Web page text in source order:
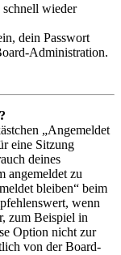
wieder
dein Passwort
Administration.
„Angemeldet
eine Sitzung
deines
angemeldet zu
bleiben“ beim
wenn
zum Beispiel in
Option nicht zur
von der Board-